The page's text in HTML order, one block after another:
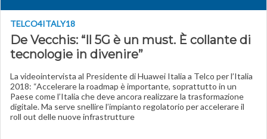
TELCO4ITALY18
De Vecchis: “Il 5G è un must. È collante di
tecnologie in divenire”
La videointervista al Presidente di Huawei Italia a Telco per l’Italia
2018: “Accelerare la roadmap è importante, soprattutto in un
Paese come l’Italia che deve ancora realizzare la trasformazione
digitale. Ma serve snellire l’impianto regolatorio per accelerare il
roll out delle nuove infrastrutture